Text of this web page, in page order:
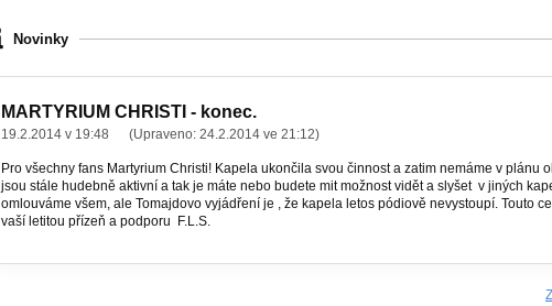
Novinky
MARTYRIUM CHRISTI - konec.
19.2.2014 v 19:48 (Upraveno: 24.2.2014 ve 21:12)
Pro všechny fans Martyrium Christi! Kapela ukončila svou činnost a zatim nemáme v plánu
jsou stále hudebně aktivní a tak je máte nebo budete mit možnost vidět a slyšet v jiných
omlouváme všem, ale Tomajdovo vyjádření je , že kapela letos pódiově nevystoupí. Touto
vaší letitou přízeň a podporu F.L.S.